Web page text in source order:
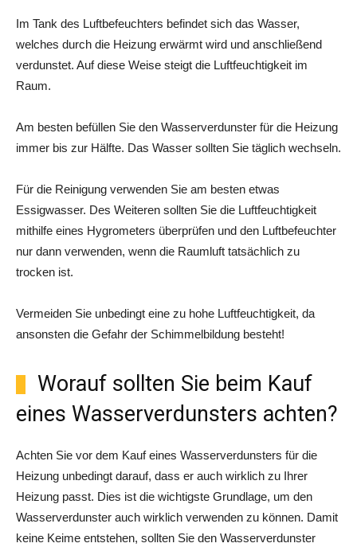
Im Tank des Luftbefeuchters befindet sich das Wasser,
welches durch die Heizung erwärmt wird und anschließend
verdunstet. Auf diese Weise steigt die Luftfeuchtigkeit im
Raum.
Am besten befüllen Sie den Wasserverdunster für die Heizung
immer bis zur Hälfte. Das Wasser sollten Sie täglich wechseln.
Für die Reinigung verwenden Sie am besten etwas
Essigwasser. Des Weiteren sollten Sie die Luftfeuchtigkeit
mithilfe eines Hygrometers überprüfen und den Luftbefeuchter
nur dann verwenden, wenn die Raumluft tatsächlich zu
trocken ist.
Vermeiden Sie unbedingt eine zu hohe Luftfeuchtigkeit, da
ansonsten die Gefahr der Schimmelbildung besteht!
Worauf sollten Sie beim Kauf
eines Wasserverdunsters achten?
Achten Sie vor dem Kauf eines Wasserverdunsters für die
Heizung unbedingt darauf, dass er auch wirklich zu Ihrer
Heizung passt. Dies ist die wichtigste Grundlage, um den
Wasserverdunster auch wirklich verwenden zu können. Damit
keine Keime entstehen, sollten Sie den Wasserverdunster